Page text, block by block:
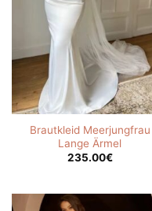
Brautkleid Meerjungfrau
Lange Ärmel
235.00€